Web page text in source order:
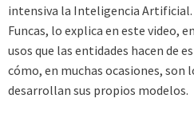
intensiva la Inteligencia Artificial.
Funcas, lo explica en este video,
usos que las entidades hacen de
cómo, en muchas ocasiones, son
desarrollan sus propios modelos.